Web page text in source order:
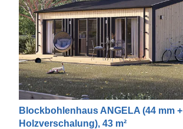
Blockbohlenhaus ANGELA (44 mm +
Holzverschalung), 43 m²